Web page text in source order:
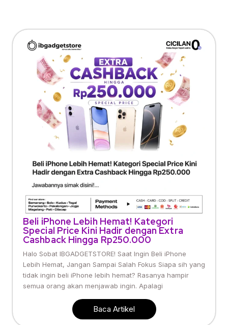
Beli iPhone Lebih Hemat! Kategori
Special Price Kini Hadir dengan Extra
Cashback Hingga Rp250.000
Halo Sobat IBGADGETSTORE! Saat Ingin Beli iPhone
Lebih Hemat, Jangan Sampai Salah Fokus Siapa sih yang
tidak ingin beli iPhone lebih hemat? Rasanya hampir
semua orang akan menjawab ingin. Apalagi
Baca Artikel